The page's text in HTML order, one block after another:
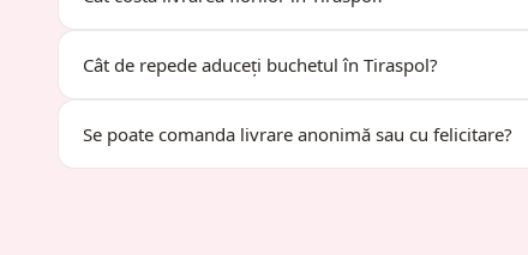
Cât de repede aduceți buchetul în Tiraspol?
Se poate comanda livrare anonimă sau cu felicitare?